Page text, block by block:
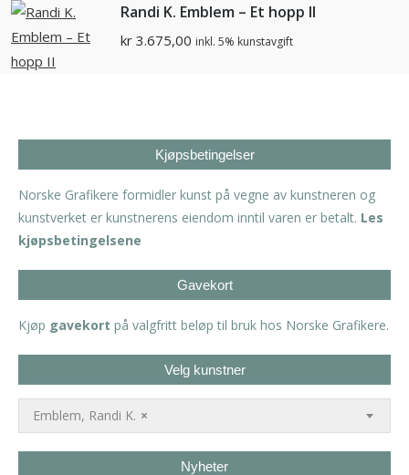
Randi K. Emblem – Et hopp II
kr 3.675,00 inkl. 5% kunstavgift
Kjøpsbetingelser
Norske Grafikere formidler kunst på vegne av kunstneren og
kunstverket er kunstnerens eiendom inntil varen er betalt. Les
kjøpsbetingelsene
Gavekort
Kjøp gavekort på valgfritt beløp til bruk hos Norske Grafikere.
Velg kunstner
×
Emblem, Randi K.
Nyheter